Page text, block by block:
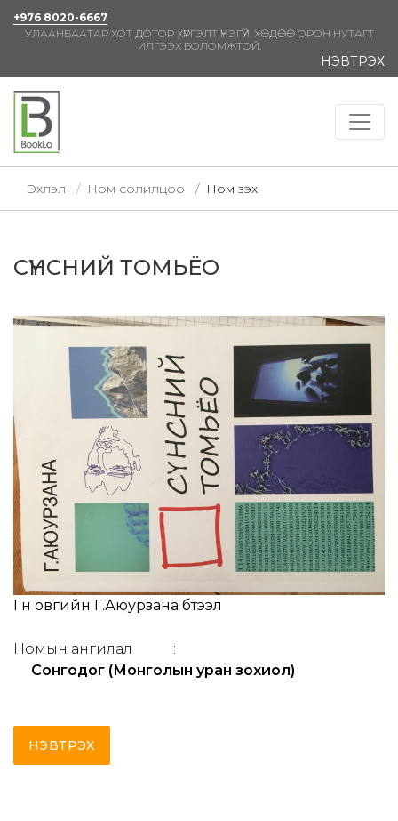
+976 8020-6667
УЛААНБААТАР ХОТ ДОТОР ХҮРГЭЛТ ҮНЭГҮЙ. ХӨДӨӨ ОРОН НУТАГТ
ИЛГЭЭХ БОЛОМЖТОЙ.
НЭВТРЭХ
Эхлэл Ном солилцоо Ном үзэх
СҮНСНИЙ ТОМЬЁО
Гүн овгийн Г.Аюурзана бүтээл
Номын ангилал
:
Сонгодог (Монголын уран зохиол)
НЭВТРЭХ